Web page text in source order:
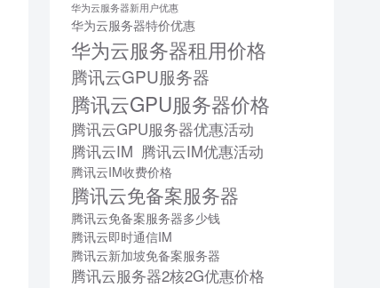
华为云服务器新用户优惠
华为云服务器特价优惠
华为云服务器租用价格
腾讯云GPU服务器
腾讯云GPU服务器价格
腾讯云GPU服务器优惠活动
腾讯云IM 腾讯云IM优惠活动
腾讯云IM收费价格
腾讯云免备案服务器
腾讯云免备案服务器多少钱
腾讯云即时通信IM
腾讯云新加坡免备案服务器
腾讯云服务器2核2G优惠价格